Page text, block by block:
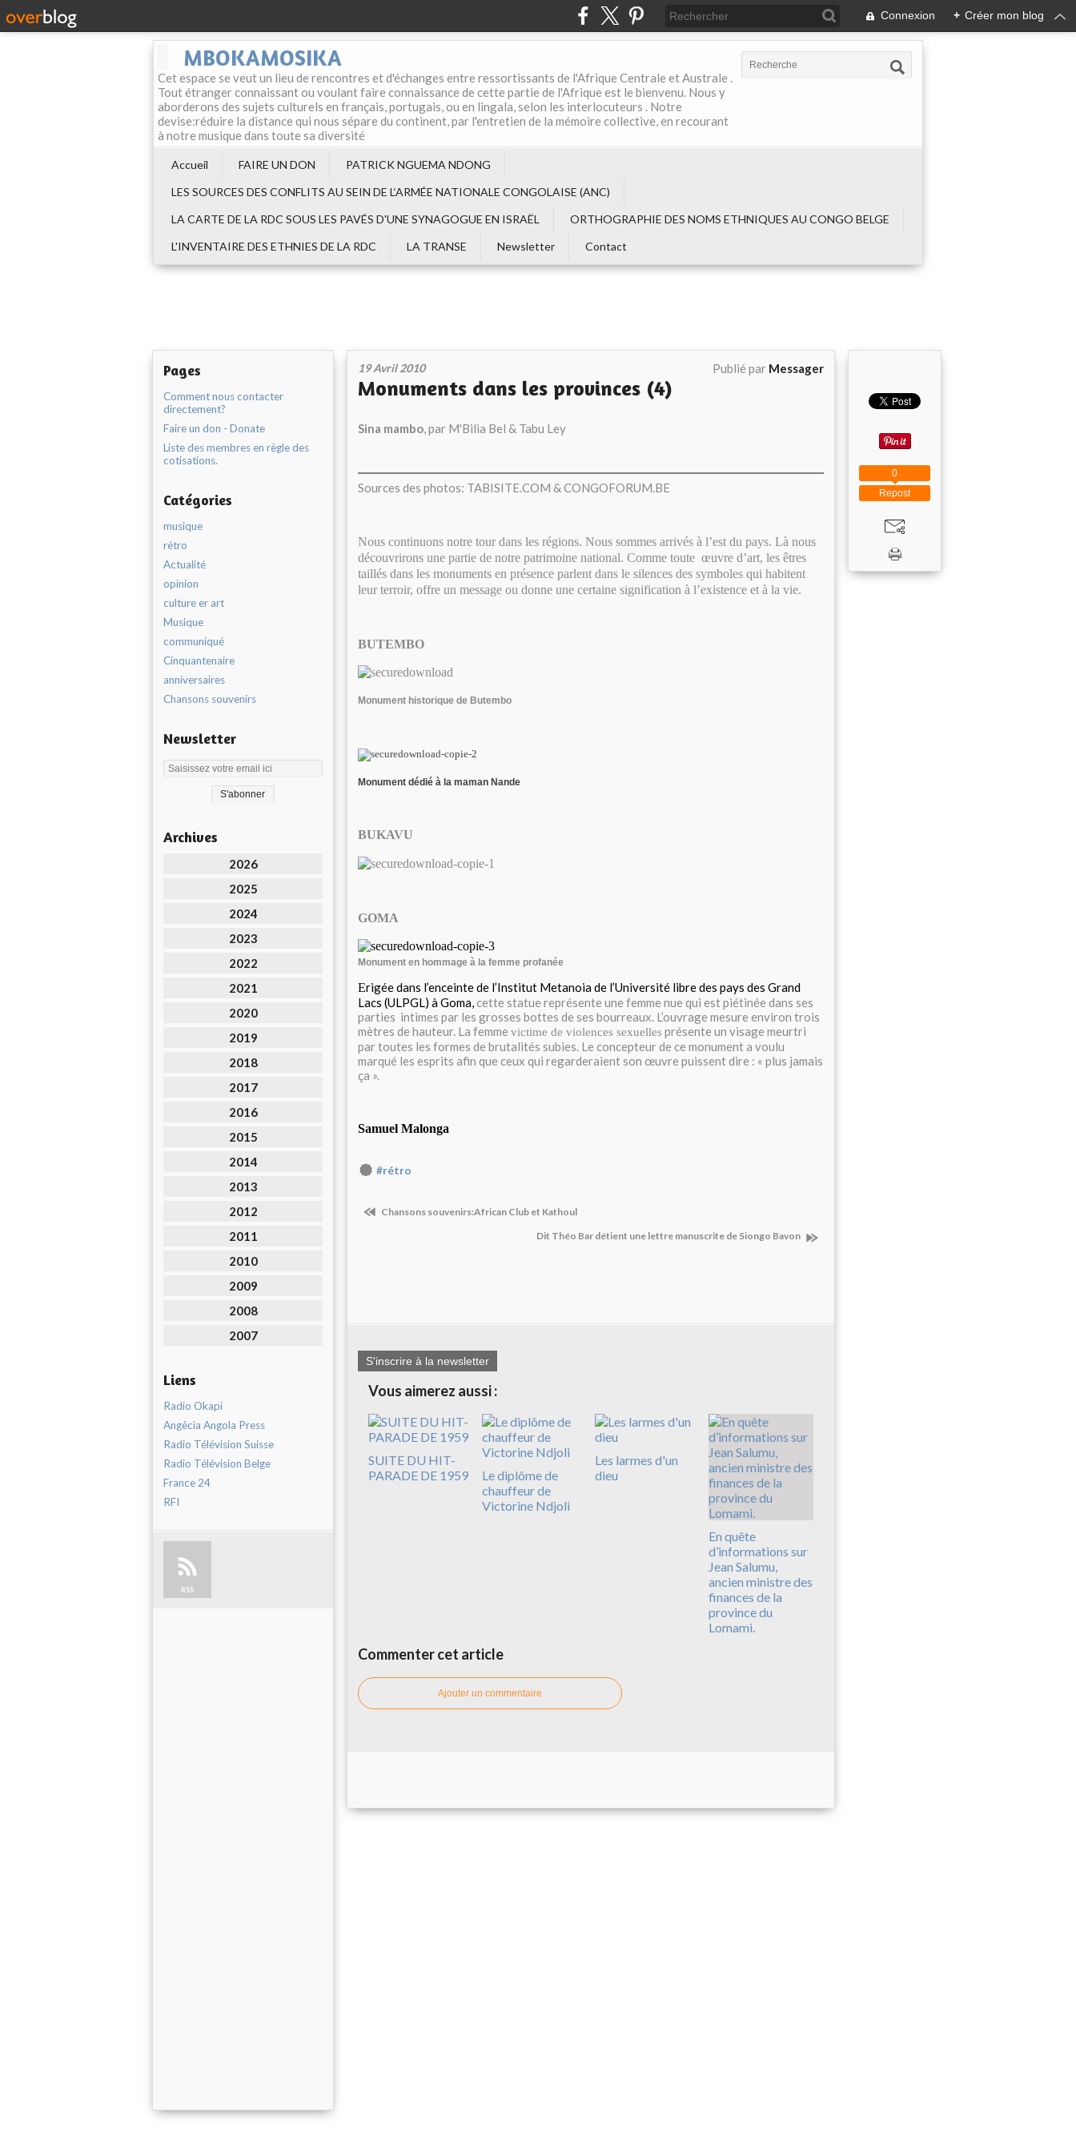
Connexion + Créer mon blog
MBOKAMOSIKA
Cet espace se veut un lieu de rencontres et d'échanges entre ressortissants de l'Afrique Centrale et Australe .
Tout étranger connaissant ou voulant faire connaissance de cette partie de l'Afrique est le bienvenu. Nous y
aborderons des sujets culturels en français, portugais, ou en lingala, selon les interlocuteurs . Notre
devise:réduire la distance qui nous sépare du continent, par l'entretien de la mémoire collective, en recourant
à notre musique dans toute sa diversité
Accueil FAIRE UN DON
PATRICK NGUEMA NDONG
LES SOURCES DES CONFLITS AU SEIN DE L‘ARMÉE NATIONALE CONGOLAISE (ANC)
LA CARTE DE LA RDC SOUS LES PAVÉS D'UNE SYNAGOGUE EN ISRAËL
ORTHOGRAPHIE DES NOMS ETHNIQUES AU CONGO BELGE
L'INVENTAIRE DES ETHNIES DE LA RDC
LA TRANSE Newsletter Contact
Pages
Comment nous contacter
directement?
Faire un don - Donate
Liste des membres en règle des
cotisations.
Catégories
musique
rétro
Actualité
opinion
culture er art
Musique
communiqué
Cinquantenaire
anniversaires
Chansons souvenirs
Newsletter
Archives
2026
2025
2024
2023
2022
2021
2020
2019
2018
2017
2016
2015
2014
2013
2012
2011
2010
2009
2008
2007
Liens
Radio Okapi
Angêcia Angola Press
Radio Télévision Suisse
Radio Télévision Belge
France 24
RFI
RSS
19 Avril 2010 Publié par Messager
Monuments dans les provinces (4)
Sina mambo, par M'Bilia Bel & Tabu Ley
Sources des photos: TABISITE.COM & CONGOFORUM.BE
Nous continuons notre tour dans les régions. Nous sommes arrivés à l’est du pays. Là nous
découvrirons une partie de notre patrimoine national. Comme toute œuvre d’art, les êtres
taillés dans les monuments en présence parlent dans le silences des symboles qui habitent
leur terroir, offre un message ou donne une certaine signification à l’existence et à la vie.
BUTEMBO
Monument historique de Butembo
Monument dédié à la maman Nande
BUKAVU
GOMA
Monument en hommage à la femme profanée
Erigée dans l’enceinte de l’Institut Metanoia de l’Université libre des pays des Grand
Lacs (ULPGL) à Goma,cette statue représente une femme nue qui est piétinée dans ses
parties intimes par les grosses bottes de ses bourreaux. L’ouvrage mesure environ trois
mètres de hauteur. La femme victime de violences sexuelles présente un visage meurtri
par toutes les formes de brutalités subies. Le concepteur de ce monument a voulu
marqué les esprits afin que ceux qui regarderaient son œuvre puissent dire : « plus jamais
ça ».
Samuel Malonga
#rétro
Chansons souvenirs:African Club et Kathoul
Dit Théo Bar détient une lettre manuscrite de Siongo Bavon
S'inscrire à la newsletter
Vous aimerez aussi :
SUITE DU HIT-
PARADE DE 1959
Le diplôme de
chauffeur de
Victorine Ndjoli
Les larmes d'un
dieu
En quête
d’informations sur
Jean Salumu,
ancien ministre des
finances de la
province du
Lomami.
Commenter cet article
Ajouter un commentaire
Repost
0